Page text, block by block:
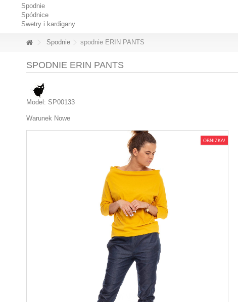
Spodnie
Spódnice
Swetry i kardigany
Spodnie spodnie ERIN PANTS
SPODNIE ERIN PANTS
Model: SP00133
Warunek Nowe
OBNIŻKA!